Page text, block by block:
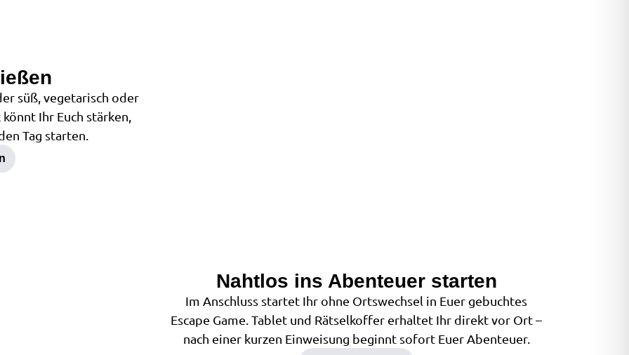
süß, vegetarisch oder
Ihr Euch stärken,
Tag starten.
Nahtlos ins Abenteuer starten
Im Anschluss startet Ihr ohne Ortswechsel in Euer gebuchtes
Escape Game. Tablet und Rätselkoffer erhaltet Ihr direkt vor Ort –
nach einer kurzen Einweisung beginnt sofort Euer Abenteuer.